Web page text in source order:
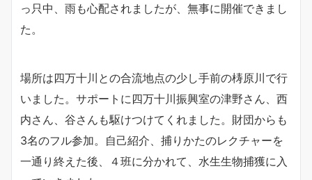
っ只中、雨も心配されましたが、無事に開催できまし
た。
場所は四万十川との合流地点の少し手前の梼原川で行
いました。サポートに四万十川振興室の津野さん、西
内さん、谷さんも駆けつけてくれました。財団からも
3名のフル参加。自己紹介、捕りかたのレクチャーを
一通り終えた後、４班に分かれて、水生生物捕獲に入